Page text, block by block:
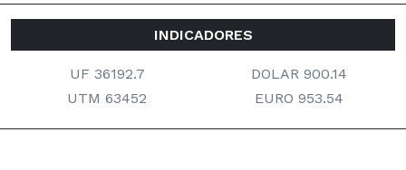
INDICADORES
UF 36192.7
DOLAR 900.14
UTM 63452
EURO 953.54